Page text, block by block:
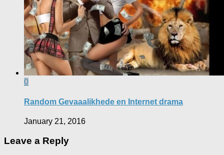
0
Random Gevaaalikhede en Internet drama
January 21, 2016
Leave a Reply